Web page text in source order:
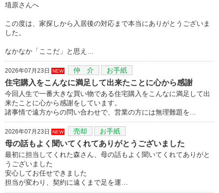
埴原さんへ
この度は、家探しから入居後の対応まで本当にありがとうございま
した。
なかなか「ここだ」と思え…
2026年07月23日 NEW 仲 介 お手紙
住宅購入をこんなに満足して出来たことに心から感謝
今回人生で一番大きな買い物である住宅購入をこんなに満足して出
来たことに心から感謝をしています。
諸事情で遠方からの問い合わせで、営業の方には無理難題を…
2026年07月23日 NEW 売却 お手紙
母の話もよく聞いてくれてありがとうございました
最初に担当してくれた森さん、母の話もよく聞いてくれてありがと
うございました
安心してお任せできました
担当が変わり、契約に遠くまで足を運…